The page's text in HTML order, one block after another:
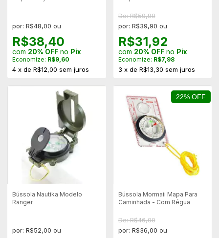
por: R$48,00 ou
R$38,40
com 20% OFF no Pix
Economize: R$9,60
4 x de R$12,00 sem juros
De: R$59,90
por: R$39,90 ou
R$31,92
com 20% OFFno Pix
Economize: R$7,98
3 x de R$13,30 sem juros
Bússola Nautika Modelo
Ranger
por: R$52,00 ou
22% OFF
Bússola Mormaii Mapa Para
Caminhada - Com Régua
De: R$46,00
por: R$36,00 ou